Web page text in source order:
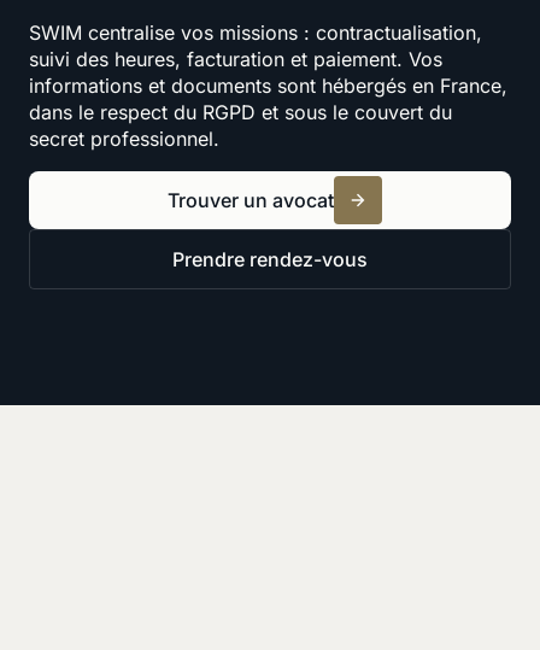
SWIM centralise vos missions : contractualisation,
suivi des heures, facturation et paiement. Vos
informations et documents sont hébergés en France,
dans le respect du RGPD et sous le couvert du
secret professionnel.
Trouver un avocat
Prendre rendez-vous